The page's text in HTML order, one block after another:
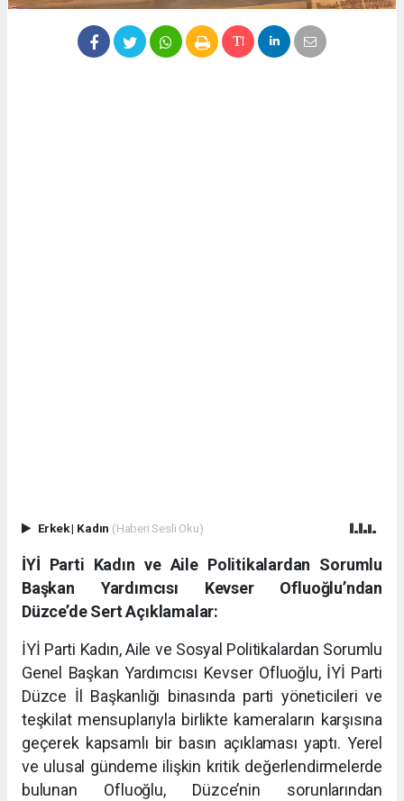
Erkek| Kadın (Haberi Sesli Oku)
İYİ Parti Kadın ve Aile Politikalardan Sorumlu
Başkan Yardımcısı Kevser Ofluoğlu’ndan
Düzce’de Sert Açıklamalar:
İYİ Parti Kadın, Aile ve Sosyal Politikalardan Sorumlu
Genel Başkan Yardımcısı Kevser Ofluoğlu, İYİ Parti
Düzce İl Başkanlığı binasında parti yöneticileri ve
teşkilat mensuplarıyla birlikte kameraların karşısına
geçerek kapsamlı bir basın açıklaması yaptı. Yerel
ve ulusal gündeme ilişkin kritik değerlendirmelerde
bulunan Ofluoğlu, Düzce’nin sorunlarından